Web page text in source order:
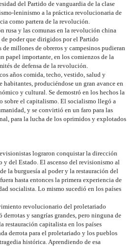
del Partido de vanguardia de la clase
leninismo a la práctica revolucionaria de
como partera de la revolución.
rusa y las comunas en la revolución china
poder que dirigidos por el Partido
de millones de obreros y campesinos pudieran
papel importante, en los comienzos de la
de defensa de la revolución.
años comida, techo, vestido, salud y
habitantes, produciéndose un gran avance en
y cultural. Se demostró en los hechos la
sobre el capitalismo. El socialismo llegó a
y se convirtió en un faro para las
para la lucha de los oprimidos y explotados
lograron conquistar la dirección
del Estado. El ascenso del revisionismo al
la burguesía al poder y la restauración del
hasta entonces la primera experiencia de
socialista. Lo mismo sucedió en los países
revolucionario del proletariado
derrotas y sangrías grandes, pero ninguna de
restauración capitalista en los países
derrota para el proletariado y los pueblos
histórica. Aprendiendo de esa